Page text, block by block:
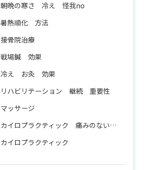
朝晩の寒さ 冷え 怪我no
暑熱順化 方法
接骨院治療
戦場鍼 効果
冷え お灸 効果
リハビリテーション 継続 重要性
マッサージ
カイロプラクティック 痛みのない 整体
カイロプラクティック